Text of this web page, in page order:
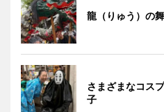
龍（りゅう）の
さまざまなコス
子